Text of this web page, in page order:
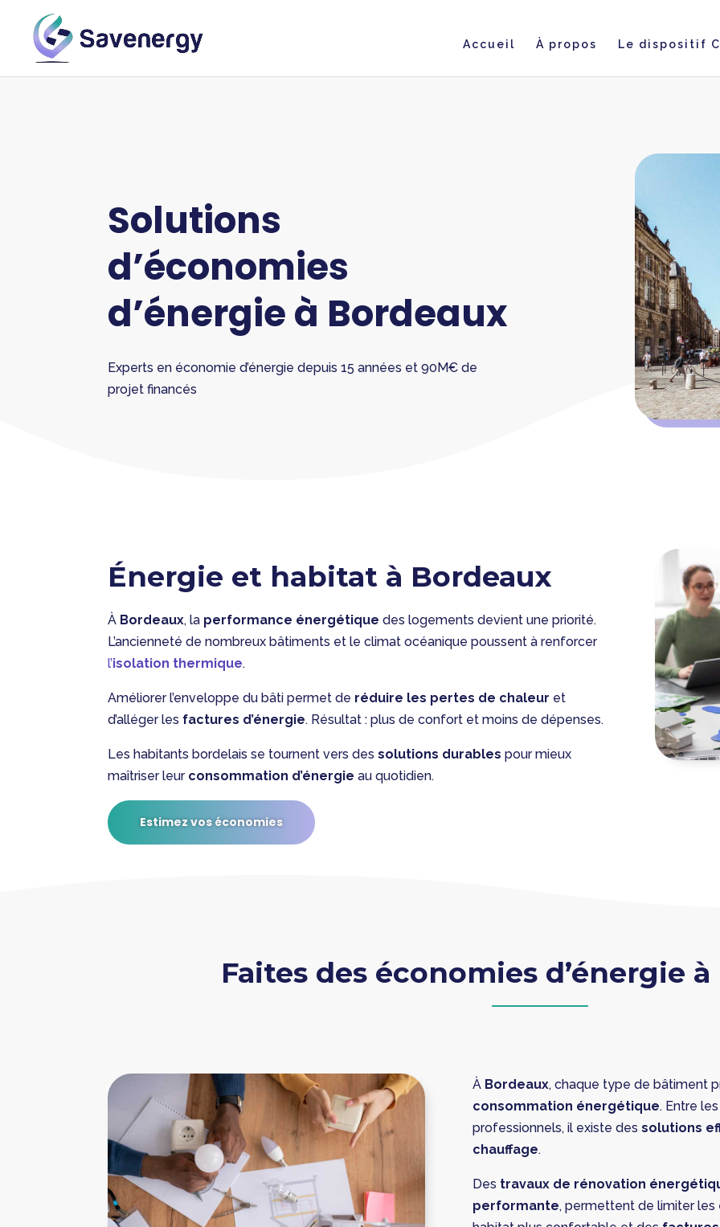
Accueil À propos Le dispositif
Solutions
d’économies
d’énergie à Bordeaux
Experts en économie d’énergie depuis 15 années et 90M€ de
projet financés
Énergie et habitat à Bordeaux
À Bordeaux, la performance énergétique des logements devient une priorité.
L’ancienneté de nombreux bâtiments et le climat océanique poussent à renforcer
l’isolation thermique.
Améliorer l’enveloppe du bâti permet de réduire les pertes de chaleur et
d’alléger les factures d’énergie. Résultat : plus de confort et moins de dépenses.
Les habitants bordelais se tournent vers dessolutions durables pour mieux
maîtriser leur consommation d’énergie au quotidien.
Estimez vos économies
Faites des économies d’énergie
À Bordeaux, chaque type de bâtiment
consommation énergétique. Entre
professionnels, il existe dessolutions
chauffage.
Des travaux de rénovation
performante, permettent de limiter les